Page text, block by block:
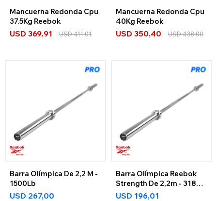
Mancuerna Redonda Cpu
37.5Kg Reebok
USD 369,91 USD411,01
Mancuerna Redonda Cpu
40Kg Reebok
USD 350,40 USD438,00
Barra Olímpica De 2,2 M -
1500Lb
USD 267,00
Barra Olímpica Reebok
Strength De 2,2m - 318Kg
Reebok Strength
USD 196,01